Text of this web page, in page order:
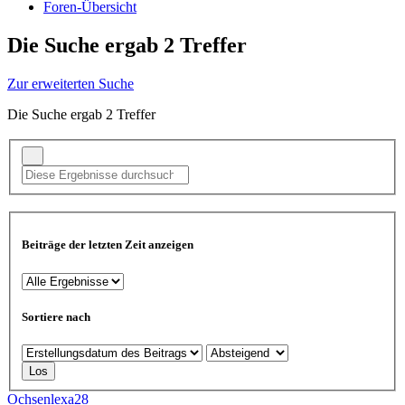
Foren-Übersicht
Die Suche ergab 2 Treffer
Zur erweiterten Suche
Die Suche ergab 2 Treffer
Beiträge der letzten Zeit anzeigen
Sortiere nach
Ochsenlexa28